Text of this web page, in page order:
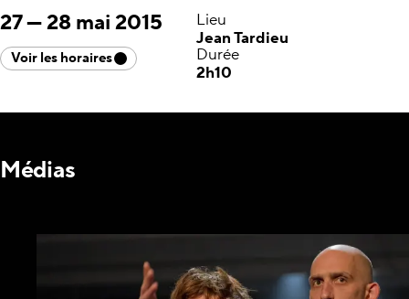
27—28 mai 2015
Voir les horaires
Lieu
Jean Tardieu
Durée
2h10
Médias